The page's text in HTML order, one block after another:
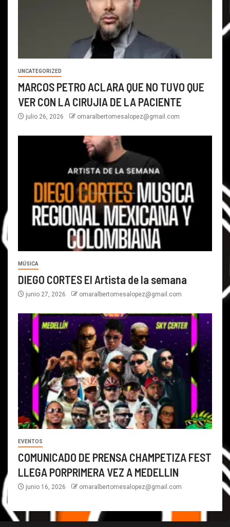
UNCATEGORIZED
MARCOS PETRO ACLARA QUE NO TUVO QUE
VER CON LA CIRUJIA DE LA PACIENTE
julio 26, 2026 omaralbertomesalopez@gmail.com
MÚSICA
DIEGO CORTES El Artista de la semana
junio 27, 2026 omaralbertomesalopez@gmail.com
EVENTOS
COMUNICADO DE PRENSA CHAMPETIZA FEST
LLEGA PORPRIMERA VEZ A MEDELLIN
junio 16, 2026 omaralbertomesalopez@gmail.com